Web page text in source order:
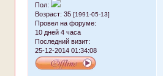
Пол:
Возраст: 35 [1991-05-13]
Провел на форуме:
10 дней 4 часа
Последний визит:
25-12-2014 01:34:08